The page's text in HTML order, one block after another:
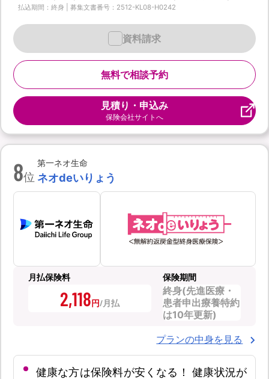
払込期間：終身 | 募集文書番号：2512-KL08-H0242
無料で相談予約
資料請求
見積り・申込み
保険会社サイトへ
8位
第一ネオ生命
ネオdeいりょう
月払保険料
2,118円
保険期間
終身(先進医療・
患者申出療養特約
は10年更新)
プランの中身を見る
健康な方は保険料が安くなる！ 健康状況が